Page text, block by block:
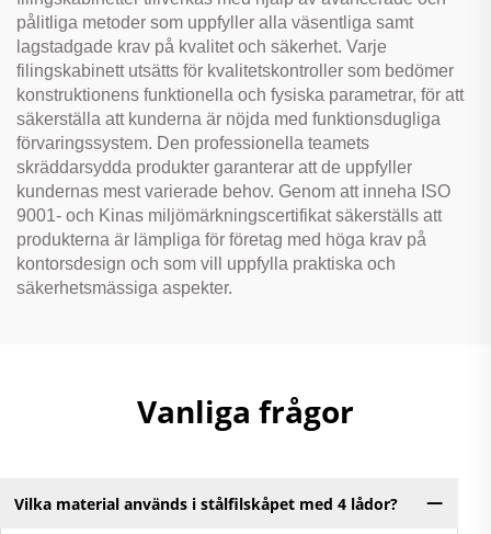
pålitliga metoder som uppfyller alla väsentliga samt
lagstadgade krav på kvalitet och säkerhet. Varje
filingskabinett utsätts för kvalitetskontroller som bedömer
konstruktionens funktionella och fysiska parametrar, för att
säkerställa att kunderna är nöjda med funktionsdugliga
förvaringssystem. Den professionella teamets
skräddarsydda produkter garanterar att de uppfyller
kundernas mest varierade behov. Genom att inneha ISO
9001- och Kinas miljömärkningscertifikat säkerställs att
produkterna är lämpliga för företag med höga krav på
kontorsdesign och som vill uppfylla praktiska och
säkerhetsmässiga aspekter.
Vanliga frågor
Vilka material används i stålfilskåpet med 4 lådor?